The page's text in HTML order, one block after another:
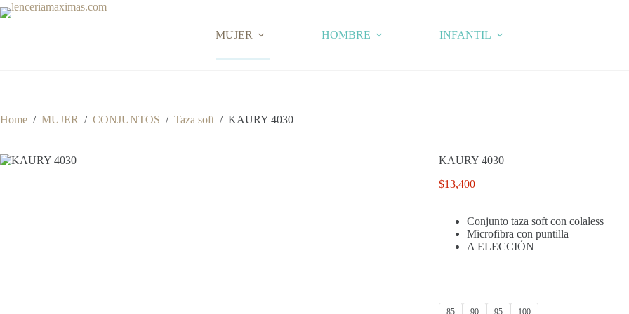
Skip
to
MUJER HOMBRE INFANTIL
Home / MUJER / CONJUNTOS / Taza soft / KAURY 4030
KAURY 4030
$13,400
Conjunto taza soft con colaless
Microfibra con puntilla
A ELECCIÓN